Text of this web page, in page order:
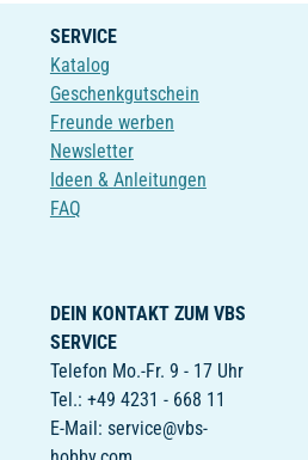
SERVICE
Katalog
Geschenkgutschein
Freunde werben
Newsletter
Ideen & Anleitungen
FAQ
DEIN KONTAKT ZUM VBS
SERVICE
Telefon Mo.-Fr. 9 - 17 Uhr
Tel.: +49 4231 - 668 11
E-Mail: service@vbs-